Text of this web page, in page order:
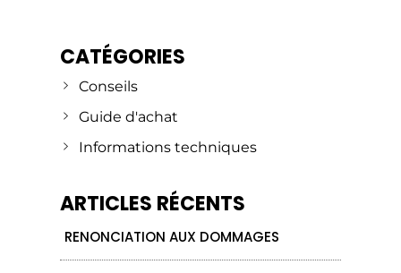
CATÉGORIES
Conseils
Guide d'achat
Informations techniques
ARTICLES RÉCENTS
RENONCIATION AUX DOMMAGES